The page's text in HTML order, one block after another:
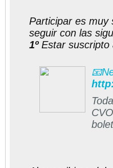
Participar es muy
seguir con las
1ºEstar suscripto